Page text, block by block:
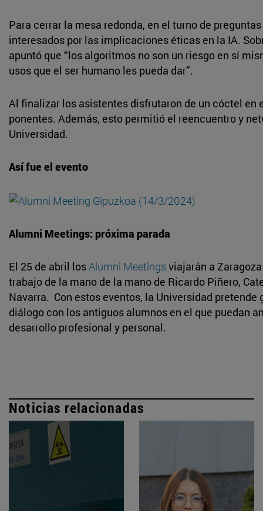
Para cerrar la mesa redonda, en el turno de
interesados por las implicaciones éticas en la IA.
apuntó que “los algoritmos no son un riesgo en sí
usos que el ser humano les pueda dar”.
Al finalizar los asistentes disfrutaron de un cóctel en
ponentes. Además, esto permitió el reencuentro y
Universidad.
Así fue el evento
Alumni Meetings: próxima parada
El 25 de abril losAlumni Meetings viajarán a
trabajo de la mano de la mano de Ricardo Piñero,
Navarra. Con estos eventos, la Universidad
diálogo con los antiguos alumnos en el que puedan
desarrollo profesional y personal.
Noticias relacionadas